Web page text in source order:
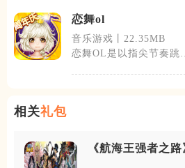
恋舞ol
音乐游戏丨22.35MB
恋舞OL是以指尖节奏跳
相关礼包
《航海王强者之